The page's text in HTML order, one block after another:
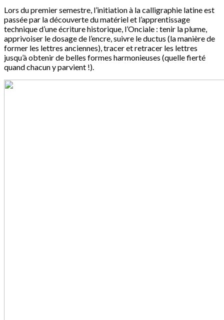
Lors du premier semestre, l’initiation à la calligraphie latine est
passée par la découverte du matériel et l’apprentissage
technique d’une écriture historique, l’Onciale : tenir la plume,
apprivoiser le dosage de l’encre, suivre le ductus (la manière de
former les lettres anciennes), tracer et retracer les lettres
jusqu’à obtenir de belles formes harmonieuses (quelle fierté
quand chacun y parvient !).